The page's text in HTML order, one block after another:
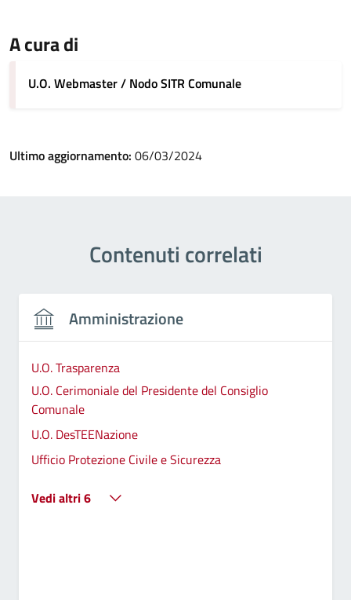
A cura di
U.O. Webmaster / Nodo SITR Comunale
Ultimo aggiornamento: 06/03/2024
Contenuti correlati
Amministrazione
U.O. Trasparenza
U.O. Cerimoniale del Presidente del Consiglio
Comunale
U.O. DesTEENazione
Ufficio Protezione Civile e Sicurezza
Vedi altri 6